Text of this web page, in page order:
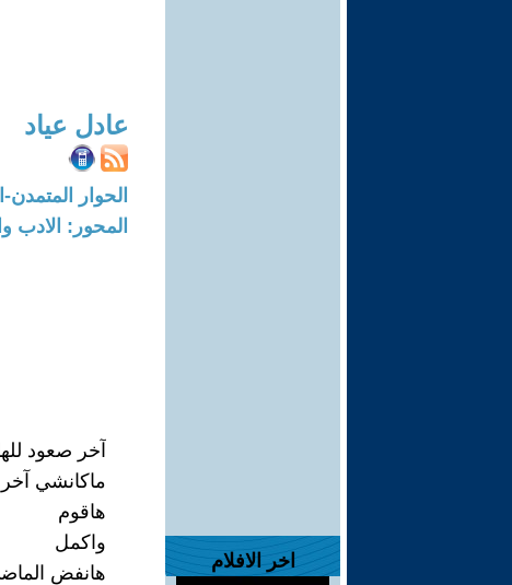
اخر الافلام
عادل عياد
الحوار المتمدن-العدد: 5735 - 2017 /
المحور: الادب
آخر صعود
ماكانشي
هاقوم
واكمل
هانفض